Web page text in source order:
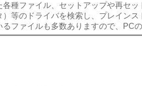
種ファイル、セットアップや再セ
等のドライバを検索し、プレイン
ファイルも多数ありますので、PC